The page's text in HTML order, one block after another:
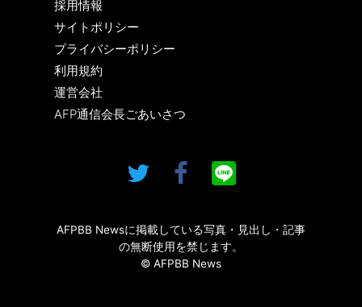
採用情報
サイトポリシー
プライバシーポリシー
利用規約
運営会社
AFP通信会長ごあいさつ
AFPBB Newsに掲載している写真・見出し・記事
の無断使用を禁じます。
© AFPBB News